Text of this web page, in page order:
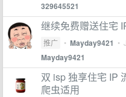
329645521
继续免费赠送住宅
推广 • Mayday9421 •
Mayday9421
双 isp 独享住宅 IP
爬虫适用